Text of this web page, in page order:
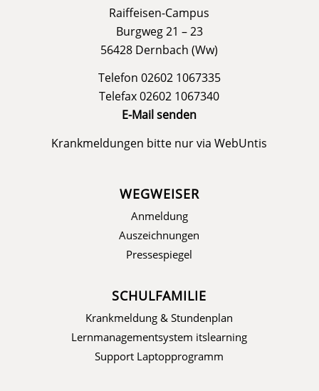
Raiffeisen-Campus
Burgweg 21 – 23
56428 Dernbach (Ww)
Telefon 02602 1067335
Telefax 02602 1067340
E-Mail senden
Krankmeldungen bitte nur viaWebUntis
WEGWEISER
Anmeldung
Auszeichnungen
Pressespiegel
SCHULFAMILIE
Krankmeldung & Stundenplan
Lernmanagementsystem itslearning
Support Laptopprogramm